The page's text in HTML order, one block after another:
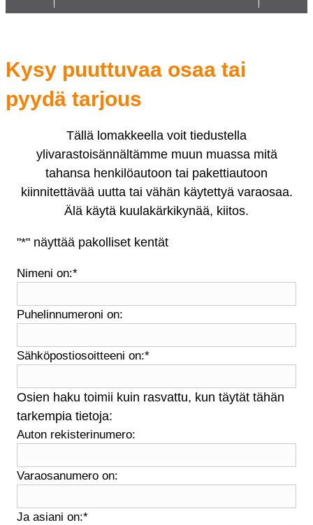
Kysy puuttuvaa osaa tai
pyydä tarjous
Tällä lomakkeella voit tiedustella
ylivarastoisännältämme muun muassa mitä
tahansa henkilöautoon tai pakettiautoon
kiinnitettävää uutta tai vähän käytettyä varaosaa.
Älä käytä kuulakärkikynää, kiitos.
"*" näyttää pakolliset kentät
Nimeni on:*
Puhelinnumeroni on:
Sähköpostiosoitteeni on:*
Osien haku toimii kuin rasvattu, kun täytät tähän
tarkempia tietoja:
Auton rekisterinumero:
Varaosanumero on:
Ja asiani on:*